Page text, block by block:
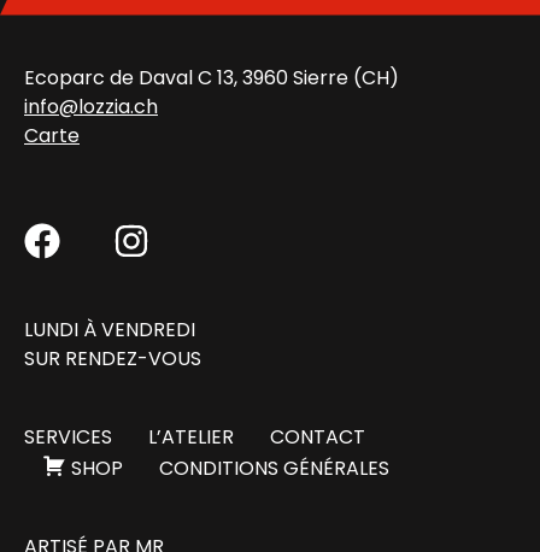
Ecoparc de Daval C 13, 3960 Sierre (CH)
info@lozzia.ch
Carte
LUNDI À VENDREDI
SUR RENDEZ-VOUS
SERVICES L’ATELIER
CONTACT
SHOP
CONDITIONS GÉNÉRALES
ARTISÉ PAR MR